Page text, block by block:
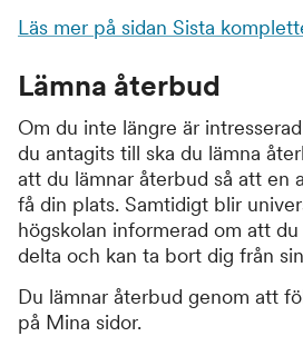
Läs mer på sidan Sista
Lämna återbud
Om du inte längre är
du antagits till ska du lämna
att du lämnar återbud så att en
få din plats. Samtidigt blir
högskolan informerad om att
delta och kan ta bort dig från
Du lämnar återbud genom att
på Mina sidor.